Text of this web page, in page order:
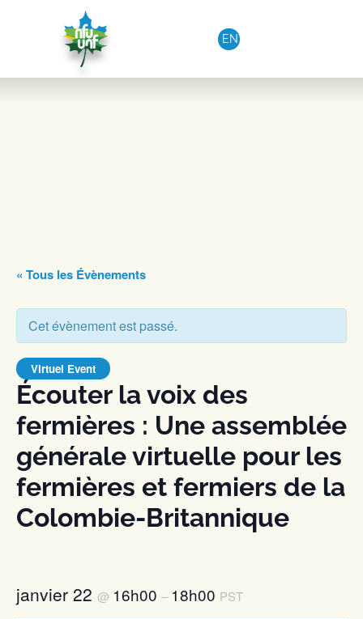
Aller au contenu
EN
« Tous les Évènements
Cet évènement est passé.
Écouter la voix des
fermières : Une assemblée
générale virtuelle pour les
fermières et fermiers de la
Colombie-Britannique
Virtuel Event
janvier 22 @ 16h00 – 18h00 PST